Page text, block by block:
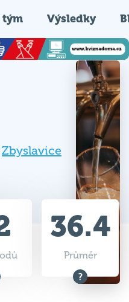
tým Výsledky
Zbyslavice
36.4
Průměr